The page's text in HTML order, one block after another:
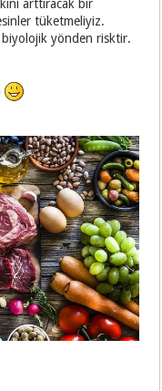
arttıracak bir
tüketmeliyiz.
yönden risktir.